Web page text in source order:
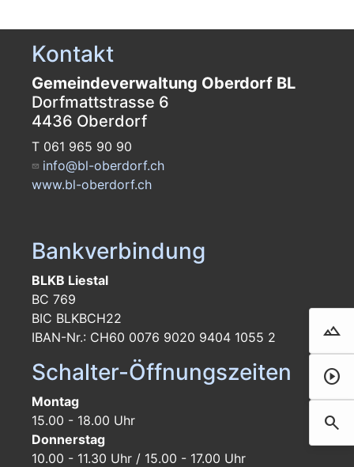
landscape
Film
play_circle
search
Kontakt
Gemeindeverwaltung Oberdorf BL
Dorfmattstrasse 6
4436 Oberdorf
T 061 965 90 90
info@bl-oberdorf.ch
www.bl-oberdorf.ch
Bankverbindung
BLKB Liestal
BC 769
BIC BLKBCH22
IBAN-Nr.: CH60 0076 9020 9404 1055 2
Schalter-Öffnungszeiten
Montag
15.00 - 18.00 Uhr
Donnerstag
10.00 - 11.30 Uhr / 15.00 - 17.00 Uhr